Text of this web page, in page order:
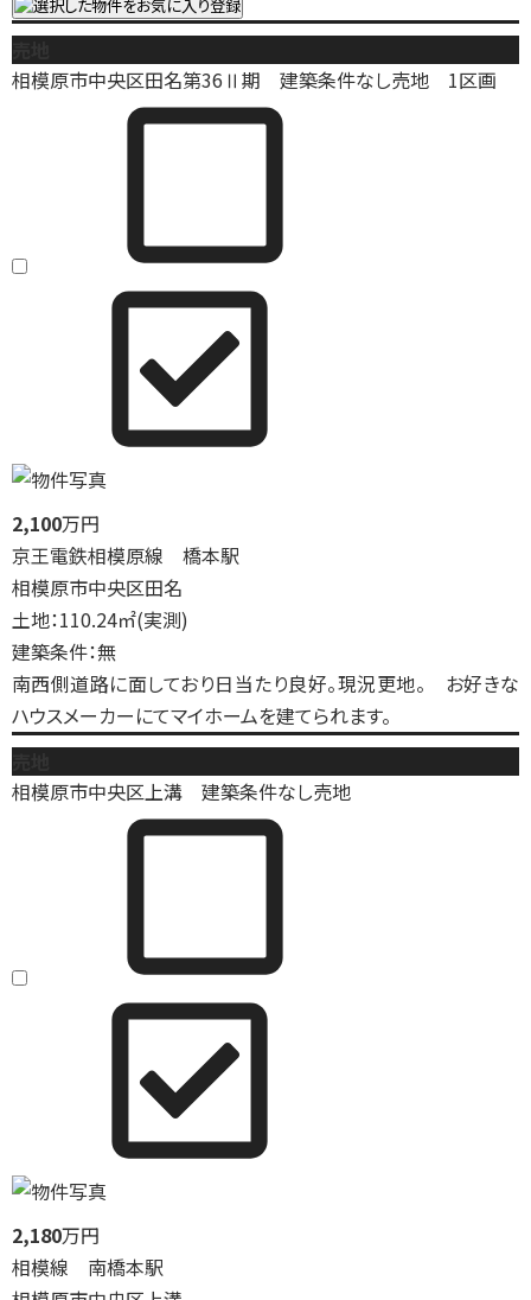
相模原市中央区田名第36Ⅱ期 建築条件なし売地 1区画
2,100万円
京王電鉄相模原線 橋本駅
相模原市中央区田名
土地：110.24㎡(実測)
建築条件：無
南西側道路に面しており日当たり良好。現況更地。 お好きな
ハウスメーカーにてマイホームを建てられます。
相模原市中央区上溝 建築条件なし売地
2,180万円
相模線 南橋本駅